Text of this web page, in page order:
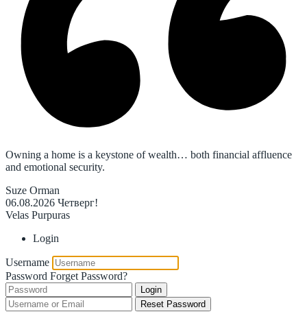
Owning a home is a keystone of wealth… both financial affluence
and emotional security.
Suze Orman
06.08.2026 Четверг!
Velas Purpuras
Login
Username
Password Forget Password?
Login
Reset Password